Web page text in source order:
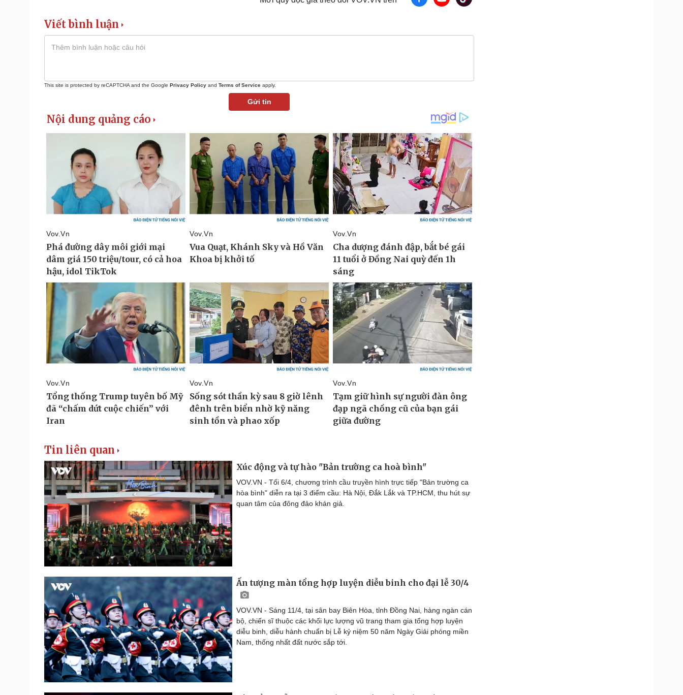
Viết bình luận
This site is protected by reCAPTCHA and the Google Privacy Policy and Terms of Service apply.
Gửi tin
Tin liên quan
Xúc động và tự hào "Bản trường ca hoà bình"
VOV.VN - Tối 6/4, chương trình cầu truyền hình trực tiếp "Bản trường ca
hòa bình" diễn ra tại 3 điểm cầu: Hà Nội, Đắk Lắk và TP.HCM, thu hút sự
quan tâm của đông đảo khán giả.
Ấn tượng màn tổng hợp luyện diễu binh cho đại lễ 30/4
VOV.VN - Sáng 11/4, tại sân bay Biên Hòa, tỉnh Đồng Nai, hàng ngàn cán
bộ, chiến sĩ thuộc các khối lực lượng vũ trang tham gia tổng hợp luyện
diễu binh, diễu hành chuẩn bị Lễ kỷ niệm 50 năm Ngày Giải phóng miền
Nam, thống nhất đất nước sắp tới.